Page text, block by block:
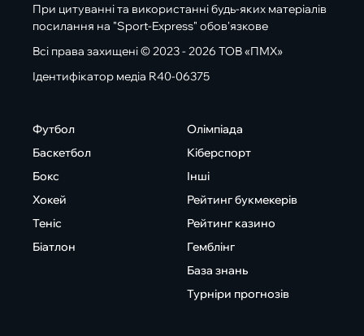
При цитуванні та використанні будь-яких матеріалів
посилання на "Sport-Express" обов'язкове
Всі права захищені © 2023 - 2026 ТОВ «ПМХ»
Ідентифікатор медіа R40-06375
Футбол
Баскетбол
Бокс
Хокей
Теніс
Біатлон
Олімпіада
Кіберспорт
Інші
Рейтинг букмекерів
Рейтинг казино
Гемблінг
База знань
Турніри прогнозів